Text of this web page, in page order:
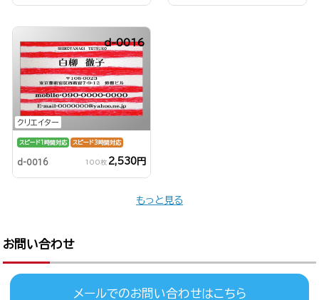
クリエイター
d-0016
スピード1時間対応 スピード3時間対応
d-0016 100枚 2,530円
もっと見る
お問い合わせ
メールでのお問い合わせはこちら